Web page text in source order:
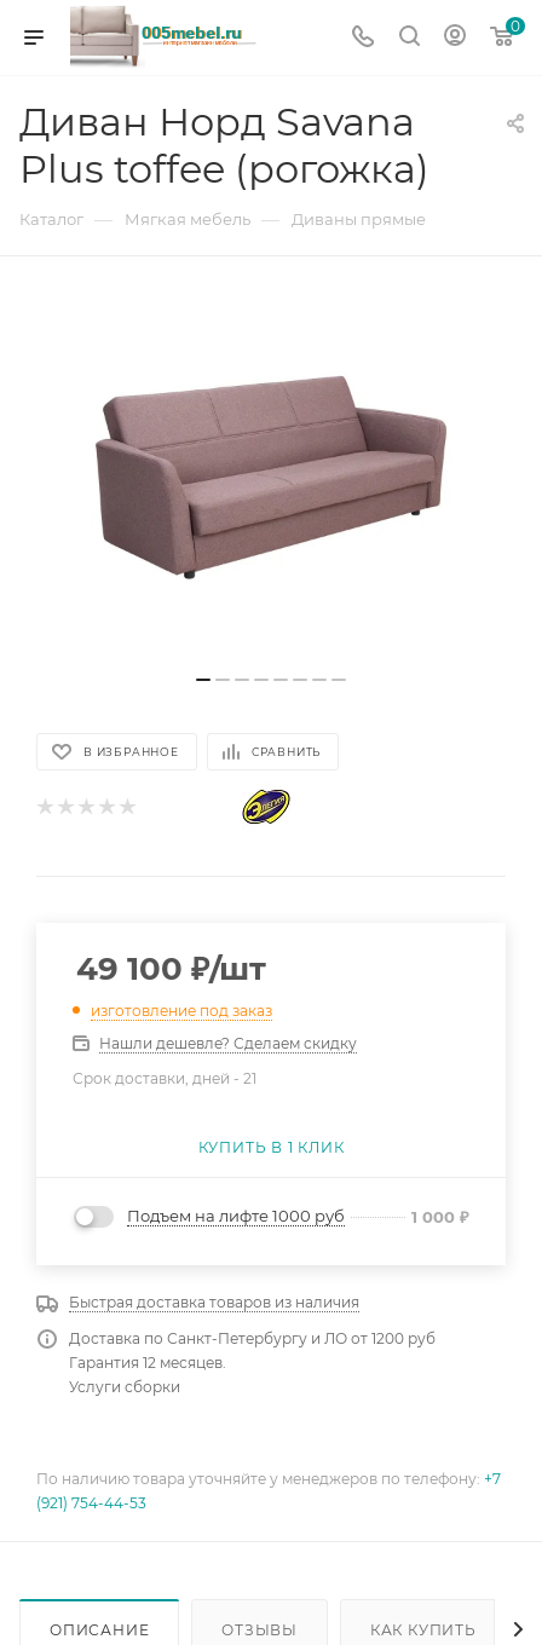
0
Диван Норд Savana
Plus toffee (рогожка)
Каталог — Мягкая мебель — Диваны прямые
В ИЗБРАННОЕ СРАВНИТЬ
49 100 ₽/шт
изготовление под заказ
Нашли дешевле? Сделаем скидку
Срок доставки, дней - 21
КУПИТЬ В 1 КЛИК
Подъем на лифте 1000 руб 1 000 ₽
Быстрая доставка товаров из наличия
Доставка по Санкт-Петербургу и ЛО от 1200 руб
Гарантия 12 месяцев.
Услуги сборки
По наличию товара уточняйте у менеджеров по телефону: +7
(921) 754-44-53
ОПИСАНИЕ ОТЗЫВЫ КАК КУПИТЬ